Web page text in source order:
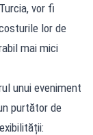
vor fi
lor de
mai mici
unui eveniment
purtător de